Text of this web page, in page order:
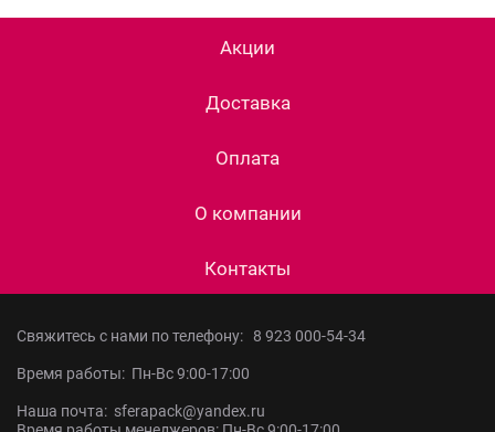
Акции
Доставка
Оплата
О компании
Контакты
Свяжитесь с нами по телефону: 8 923 000-54-34
Время работы: Пн-Вс 9:00-17:00
Наша почта: sferapack@yandex.ru